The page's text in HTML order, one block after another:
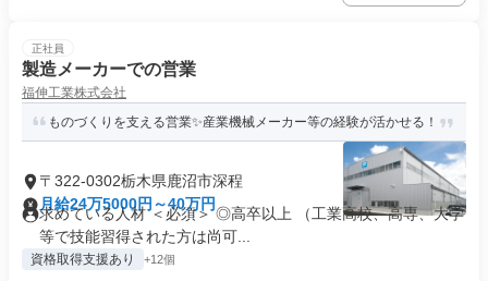
正社員
製造メーカーでの営業
福伸工業株式会社
ものづくりを支える営業✨産業機械メーカー等の経験が活かせる！
〒322-0302栃木県鹿沼市深程
月給24万5000円～40万円
求めている人材 ＜必須＞ ◎高卒以上 （工業高校、高専、大学
等で技能習得された方は尚可...
資格取得支援あり +12個